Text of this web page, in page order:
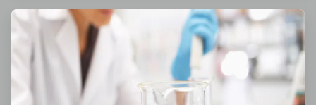
ArticleTile